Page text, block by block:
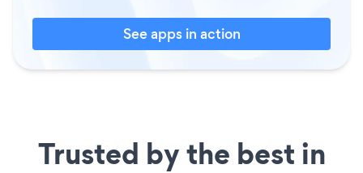
See apps in action
Trusted by the best in